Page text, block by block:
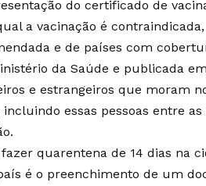
do certificado de
a vacinação é
e de países com
da Saúde e publicada
e estrangeiros que moram
essas pessoas entre as
quarentena de 14 dias na
é o preenchimento de um